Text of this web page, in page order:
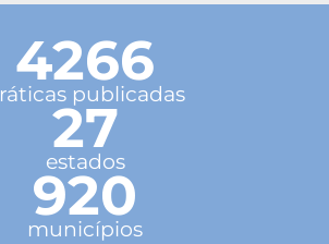
4266
publicadas
27
estados
920
municípios